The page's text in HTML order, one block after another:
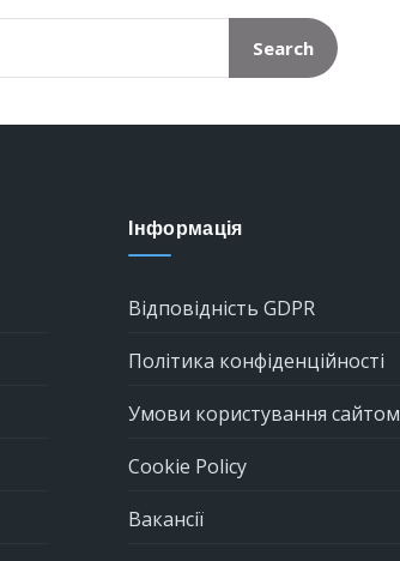
Search
Інформація
Відповідність GDPR
Політика конфіденційності
Умови користування сайтом
Cookie Policy
Вакансії